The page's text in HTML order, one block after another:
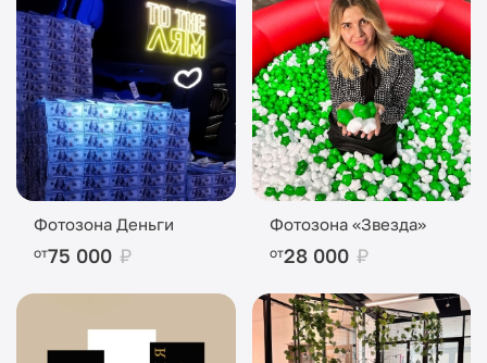
Фотозона Деньги
от75 000 ₽
Фотозона «Звезда»
от28 000 ₽